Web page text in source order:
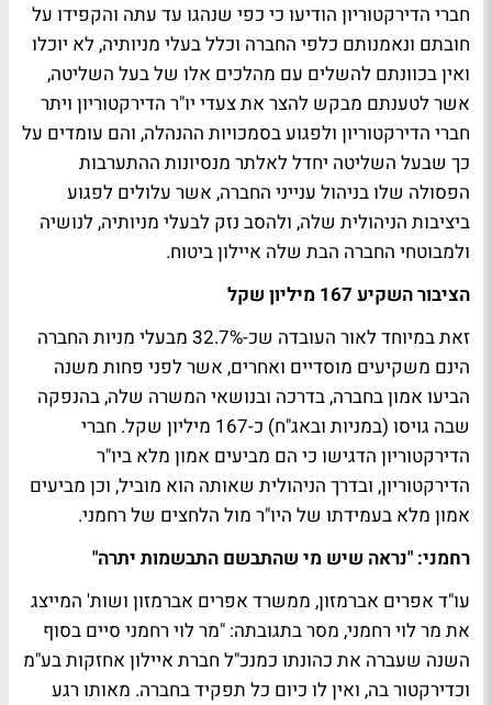
חברי הדירקטוריון הודיעו כי כפי שנהגו עד עתה והקפידו על
חובתם ונאמנותם כלפי החברה וכלל בעלי מניותיה, לא יוכלו
ואין בכוונתם להשלים עם מהלכים אלו של בעל השליטה,
אשר לטענתם מבקש להצר את צעדי יו"ר הדירקטוריון ויתר
חברי הדירקטוריון ולפגוע בסמכויות ההנהלה, והם עומדים על
כך שבעל השליטה יחדל לאלתר מנסיונות ההתערבות
הפסולה שלו בניהול ענייני החברה, אשר עלולים לפגוע
ביציבות הניהולית שלה, ולהסב נזק לבעלי מניותיה, לנושיה
ולמבוטחי החברה הבת שלה איילון ביטוח.
הציבור השקיע 167 מיליון שקל
זאת במיוחד לאור העובדה שכ-32.7% מבעלי מניות החברה
הינם משקיעים מוסדיים ואחרים, אשר לפני פחות משנה
הביעו אמון בחברה, בדרכה ובנושאי המשרה שלה, בהנפקה
שבה גויסו (במניות ובאג"ח) כ-167 מיליון שקל. חברי
הדירקטוריון הדגישו כי הם מביעים אמון מלא ביו"ר
הדירקטוריון, ובדרך הניהולית שאותה הוא מוביל, וכן מביעים
אמון מלא בעמידתו של היו"ר מול הלחצים של רחמני.
רחמני: "נראה שיש מי שהתבשם התבשמות יתרה"
עו"ד אפרים אברמזון, ממשרד אפרים אברמזון ושות' המייצג
את מר לוי רחמני, מסר בתגובתה: "מר לוי רחמני סיים בסוף
השנה שעברה את כהונתו כמנכ"ל חברת איילון אחזקות בע"מ
וכדירקטור בה, ואין לו כיום כל תפקיד בחברה. מאותו רגע